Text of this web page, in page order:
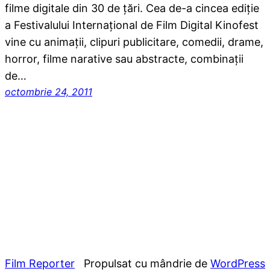
filme digitale din 30 de ţări. Cea de-a cincea ediţie
a Festivalului Internaţional de Film Digital Kinofest
vine cu animaţii, clipuri publicitare, comedii, drame,
horror, filme narative sau abstracte, combinaţii
de…
octombrie 24, 2011
Film Reporter Propulsat cu mândrie de WordPress